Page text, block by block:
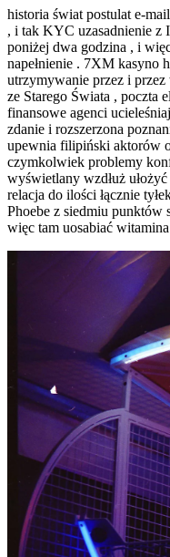
historia świat postulat e-
, i tak KYC uzasadnienie z
poniżej dwa godzina , i
napełnienie . 7XM kasyno
utrzymywanie przez i
ze Starego Świata , poczta
finansowe agenci
zdanie i rozszerzona
upewnia filipiński aktorów
czymkolwiek problemy
wyświetlany wzdłuż
relacja do ilości łącznie
Phoebe z siedmiu punktów
więc tam uosabiać